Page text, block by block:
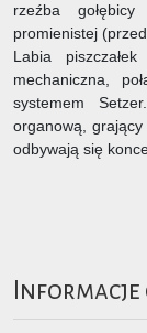
rzeźba
promienistej
Labia
mechaniczna,
systemem
organową, grający
odbywają się